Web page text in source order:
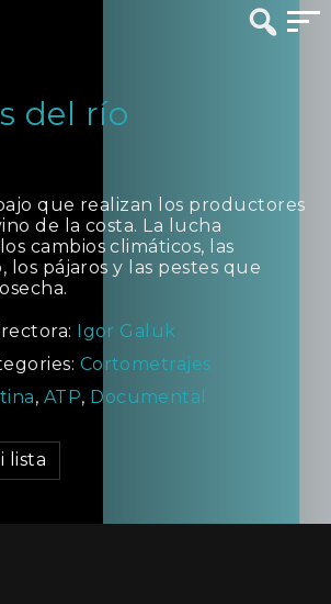
del río
que realizan los productores
de la costa. La lucha
cambios climáticos, las
los pájaros y las pestes que
Igor Galuk
Cortometrajes
, ATP, Documental
lista